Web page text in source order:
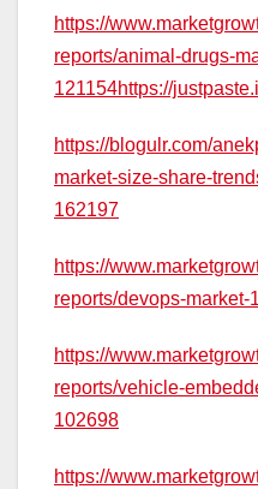
https://
reports/animal-drugs-
121154https://
https://blogulr.com/
market-size-share-
162197
https://
reports/devops-market-
https://
reports/vehicle-
102698
https://